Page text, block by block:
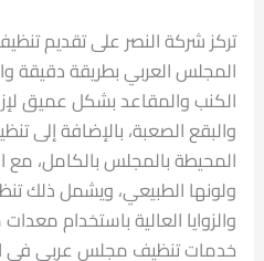
تركز شركة النصر على تقديم
المجلس العربي بطريقة دقيقة
الكنب والمقاعد بشكل عميق
والبقع الصعبة، بالإضافة إلى
المحيطة بالمجلس بالكامل،
ولونها الطبيعي، ويشمل ذلك
والزوايا العالية باستخدام
خدمات تنظيف مجلس عربي في